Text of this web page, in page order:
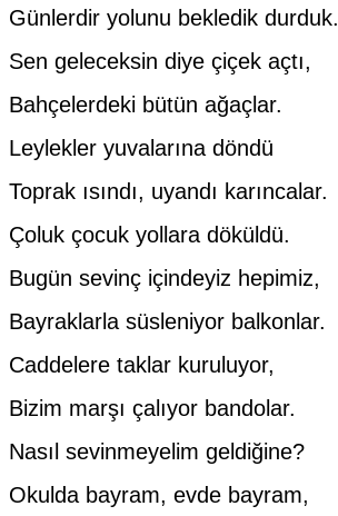
Günlerdir yolunu bekledik durduk.
Sen geleceksin diye çiçek açtı,
Bahçelerdeki bütün ağaçlar.
Leylekler yuvalarına döndü
Toprak ısındı, uyandı karıncalar.
Çoluk çocuk yollara döküldü.
Bugün sevinç içindeyiz hepimiz,
Bayraklarla süsleniyor balkonlar.
Caddelere taklar kuruluyor,
Bizim marşı çalıyor bandolar.
Nasıl sevinmeyelim geldiğine?
Okulda bayram, evde bayram,